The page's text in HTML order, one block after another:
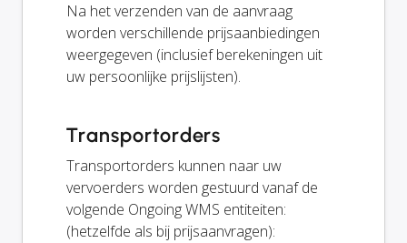
Na het verzenden van de aanvraag
worden verschillende prijsaanbiedingen
weergegeven (inclusief berekeningen uit
uw persoonlijke prijslijsten).
Transportorders
Transportorders kunnen naar uw
vervoerders worden gestuurd vanaf de
volgende Ongoing WMS entiteiten:
(hetzelfde als bij prijsaanvragen):